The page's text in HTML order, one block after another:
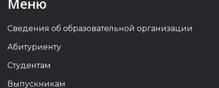
Меню
Сведения об образовательной организации
Абитуриенту
Студентам
Выпускникам